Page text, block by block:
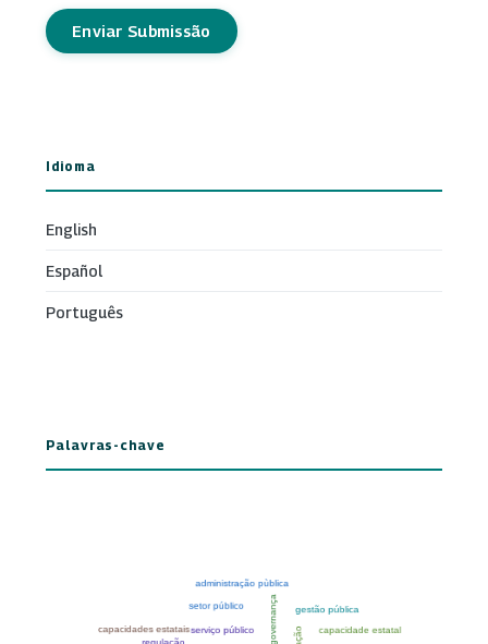
Enviar Submissão
Idioma
English
Español
Português
Palavras-chave